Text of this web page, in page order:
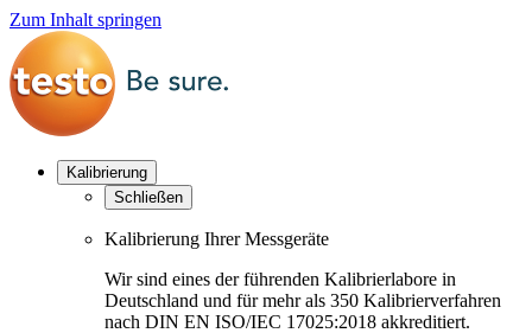
Zum Inhalt springen
Kalibrierung
Schließen
Kalibrierung Ihrer Messgeräte
Wir sind eines der führenden Kalibrierlabore in
Deutschland und für mehr als 350 Kalibrierverfahren
nach DIN EN ISO/IEC 17025:2018 akkreditiert.